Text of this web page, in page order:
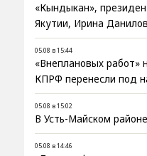
«Кындыкан»,
Якутии, Ирина
05.08 в 15:44
«Внеплановых работ»
КПРФ перенесли под
05.08 в 15:02
В Усть-Майском
05.08 в 14:46